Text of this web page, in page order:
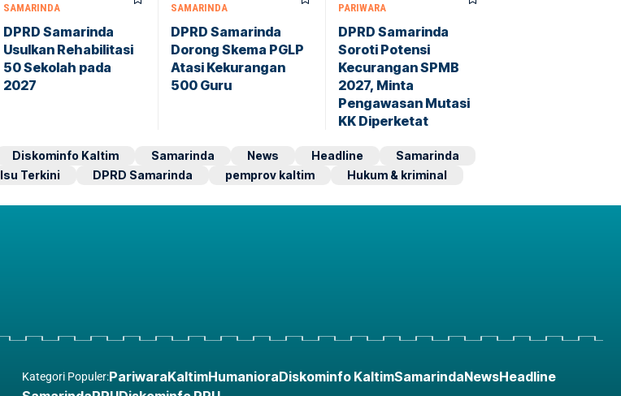
SAMARINDA
DPRD Samarinda
Usulkan Rehabilitasi
50 Sekolah pada
2027
SAMARINDA
DPRD Samarinda
Dorong Skema PGLP
Atasi Kekurangan
500 Guru
PARIWARA
DPRD Samarinda
Soroti Potensi
Kecurangan SPMB
2027, Minta
Pengawasan Mutasi
KK Diperketat
Diskominfo Kaltim Samarinda News Headline
Samarinda
Isu Terkini DPRD Samarinda pemprov kaltim Hukum & kriminal
Kategori Populer:PariwaraKaltimHumanioraDiskominfo KaltimSamarindaNewsHeadline